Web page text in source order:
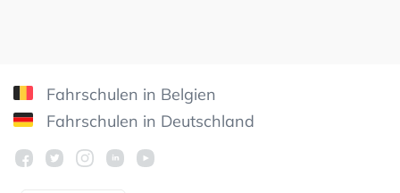
Fahrschulen in Belgien
Fahrschulen in Deutschland